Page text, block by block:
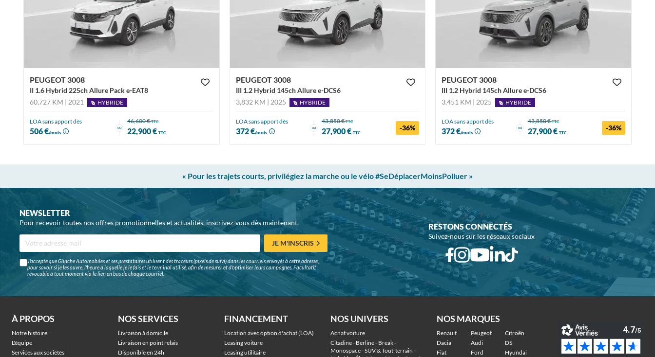
PEUGEOT 3008
II 1.6 Hybrid 225ch Allure Pack e-EAT8
60,727 KM | 2021
HYBRIDE
LOA sans apport dès
506 €/mois
ou
46,600 €TTC
22,900 €TTC
PEUGEOT 3008
III 1.2 Hybrid 145ch Allure e-DCS6
3,832 KM | 2025
HYBRIDE
LOA sans apport dès
372 €/mois
ou
43,850 €TTC
27,900 € TTC
-36%
PEUGEOT 3008
III 1.2 Hybrid 145ch Allure e-DCS6
3,451 KM | 2025
HYBRIDE
LOA sans apport dès
372 €/mois
ou
43,850 €TTC
27,900 € TTC
-36%
« Pour les trajets courts, privilégiez la marche ou le vélo #SeDéplacerMoinsPolluer »
NEWSLETTER
Pour recevoir toutes nos offres promotionnelles et actualités, inscrivez-vous dès maintenant.
JE M'INSCRIS
J'accepte que Glinche Automobiles et ses prestataires utilisent des traceurs (pixels de suivi) dans les courriels envoyés à cette adresse,
pour savoir si je les ouvre, l'heure à laquelle je le fais et le terminal utilisé, afin de mesurer et d'optimiser leurs campagnes. Facultatif,
révocable à tout moment via le lien en bas de chaque courriel.
RESTONS CONNECTÉS
Suivez-nous sur les réseaux sociaux
À PROPOS
Notre histoire
L'équipe
Services aux sociétés
NOS SERVICES
Livraison à domicile
Livraison en point relais
Disponible en 24h
FINANCEMENT
Location avec option d'achat (LOA)
Leasing voiture
Leasing utilitaire
NOS UNIVERS
Achat voiture
Citadine - Berline - Break -
Monospace - SUV & Tout-terrain -
NOS MARQUES
Renault Peugeot
Citroën
Dacia
Audi
DS
Fiat
Ford Hyundai